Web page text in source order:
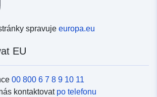
spravuje europa.eu
EU
00 800 6 7 8 9 10 11
kontaktovat po telefonu